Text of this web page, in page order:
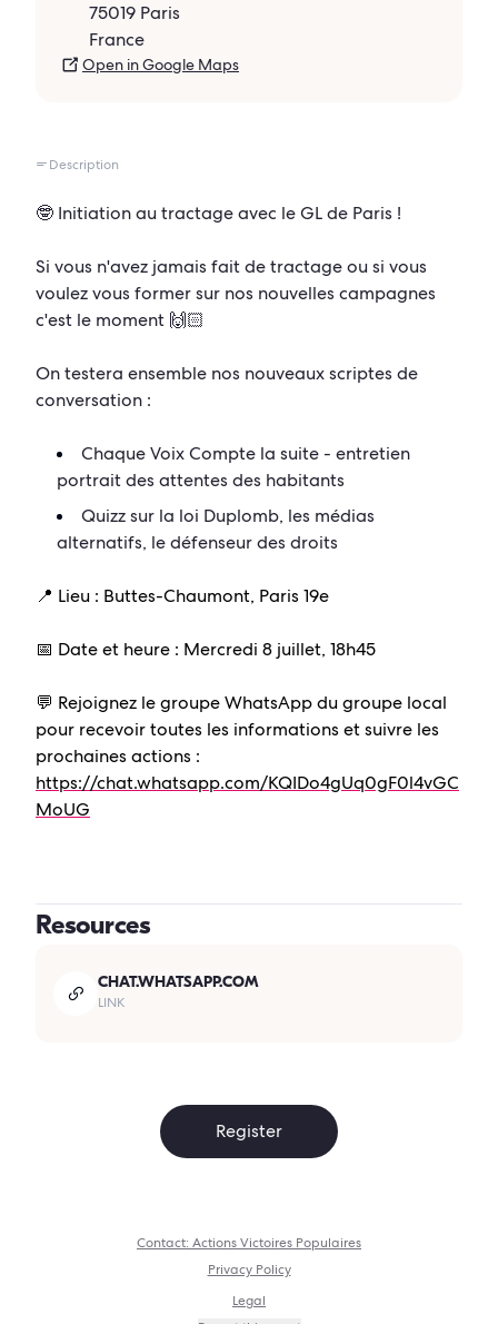
75019 Paris
France
Open in Google Maps
Description
🤓 Initiation au tractage avec le GL de Paris !
Si vous n'avez jamais fait de tractage ou si vous
voulez vous former sur nos nouvelles campagnes
c'est le moment 🙌🏻
On testera ensemble nos nouveaux scriptes de
conversation :
Chaque Voix Compte la suite - entretien
portrait des attentes des habitants
Quizz sur la loi Duplomb, les médias
alternatifs, ledéfenseur des droits
📍 Lieu : Buttes-Chaumont, Paris 19e
📅 Date et heure : Mercredi 8 juillet, 18h45
💬 Rejoignez le groupe WhatsApp du groupe local
pour recevoir toutes les informations et suivre les
prochaines actions :
https://chat.whatsapp.com/KQIDo4gUq0gF0l4vGC
MoUG
Resources
CHAT.WHATSAPP.COM
LINK
Register
Contact: Actions Victoires Populaires
Privacy Policy
Legal